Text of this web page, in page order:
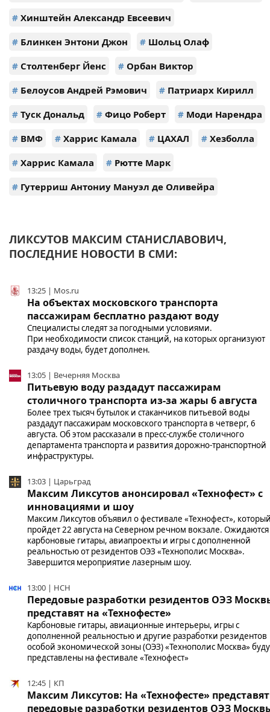
# Хинштейн Александр Евсеевич
# Блинкен Энтони Джон # Шольц Олаф
# Столтенберг Йенс # Орбан Виктор
# Белоусов Андрей Рэмович # Патриарх Кирилл
# Туск Дональд # Фицо Роберт # Моди Нарендра
# ВМФ # Харрис Камала # ЦАХАЛ # Хезболла
# Харрис Камала # Рютте Марк
# Гутерриш Антониу Мануэл де Оливейра
ЛИКСУТОВ МАКСИМ СТАНИСЛАВОВИЧ,
ПОСЛЕДНИЕ НОВОСТИ В СМИ:
13:25 | Mos.ru
На объектах московского транспорта
пассажирам бесплатно раздают воду
Специалисты следят за погодными условиями.
При необходимости список станций, на которых организуют
раздачу воды, будет дополнен.
13:05 | Вечерняя Москва
Питьевую воду раздадут пассажирам
столичного транспорта из-за жары 6 августа
Более трех тысяч бутылок и стаканчиков питьевой воды
раздадут пассажирам московского транспорта в четверг, 6
августа. Об этом рассказали в пресс-службе столичного
департамента транспорта и развития дорожно-транспортной
инфраструктуры.
13:03 | Царьград
Максим Ликсутов анонсировал «Технофест» с
инновациями и шоу
Максим Ликсутов объявил о фестивале «Технофест»,
пройдет 22 августа на Северном речном вокзале. Ожидаются
карбоновые гитары, авиапроекты и игры с дополненной
реальностью от резидентов ОЭЗ «Технополис Москва».
Завершится мероприятие лазерным шоу.
13:00 | НСН
Передовые разработки резидентов ОЭЗ
представят на «Технофесте»
Карбоновые гитары, авиационные интерьеры, игры с
дополненной реальностью и другие разработки резидентов
особой экономической зоны (ОЭЗ) «Технополис Москва»
представлены на фестивале «Технофест»
12:45 | КП
Максим Ликсутов: На «Технофесте» представят
передовые разработки резидентов ОЭЗ